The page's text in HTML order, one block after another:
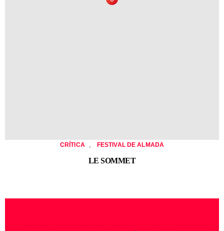
CRÍTICA FESTIVAL DE ALMADA
LE SOMMET